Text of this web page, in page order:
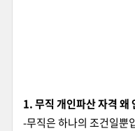
1. 무직 개인파산 자격 왜
-무직은 하나의 조건일뿐